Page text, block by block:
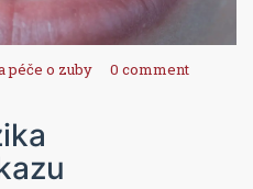
péče o zuby 0 comment